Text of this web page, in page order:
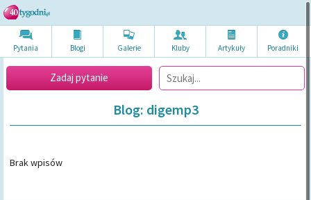
Pytania Blogi Galerie Kluby Artykuły Poradniki
Zadaj pytanie
Blog: digemp3
Brak wpisów